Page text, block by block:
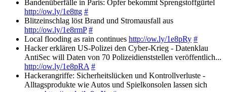
Bandenüberfälle in Paris: Opfer bekommt Sprengstoffgürtel
http://ow.ly/1e8ttg #
Blitzeinschlag löst Brand und Stromausfall aus
http://ow.ly/1e8rmP #
Local flooding as rain continues http://ow.ly/1e8pRy #
Hacker erklären US-Polizei den Cyber-Krieg - Datenklau
AntiSec will Daten von 70 Polizeidienststellen veröffentlich...
http://ow.ly/1e8pRA #
Hackerangriffe: Sicherheitslücken und Kontrollverluste -
Alltagsprodukte wie Autos und Spielkonsolen lassen sich